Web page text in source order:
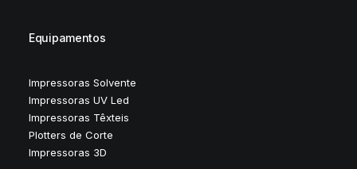
Equipamentos
Impressoras Solvente
Impressoras UV Led
Impressoras Têxteis
Plotters de Corte
Impressoras 3D